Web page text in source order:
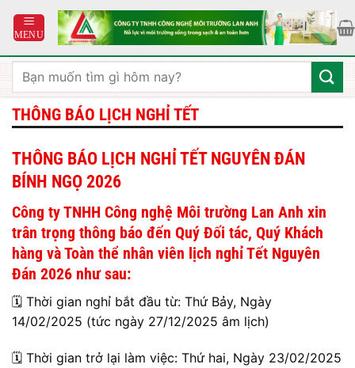
qua
dung
Tìm
kiếm:
THÔNG BÁO LỊCH NGHỈ TẾT
THÔNG BÁO LỊCH NGHỈ TẾT NGUYÊN ĐÁN
BÍNH NGỌ 2026
Công ty TNHH Công nghệ Môi trường Lan Anh xin
trân trọng thông báo đến Quý Đối tác, Quý Khách
hàng và Toàn thể nhân viên lịch nghỉ Tết Nguyên
Đán 2026 như sau:
🗓️ Thời gian nghỉ bắt đầu từ: Thứ Bảy, Ngày
14/02/2025 (tức ngày 27/12/2025 âm lịch)
🗓️ Thời gian trở lại làm việc: Thứ hai, Ngày 23/02/2025